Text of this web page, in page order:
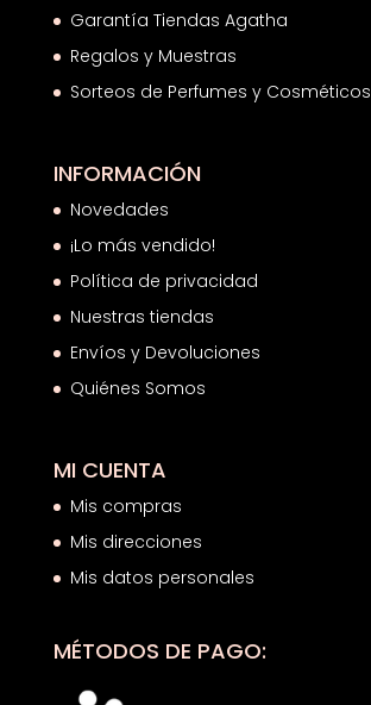
Garantía Tiendas Agatha
Regalos y Muestras
Sorteos de Perfumes y Cosméticos
INFORMACIÓN
Novedades
¡Lo más vendido!
Política de privacidad
Nuestras tiendas
Envíos y Devoluciones
Quiénes Somos
MI CUENTA
Mis compras
Mis direcciones
Mis datos personales
MÉTODOS DE PAGO: